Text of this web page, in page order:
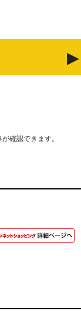
確認できます。